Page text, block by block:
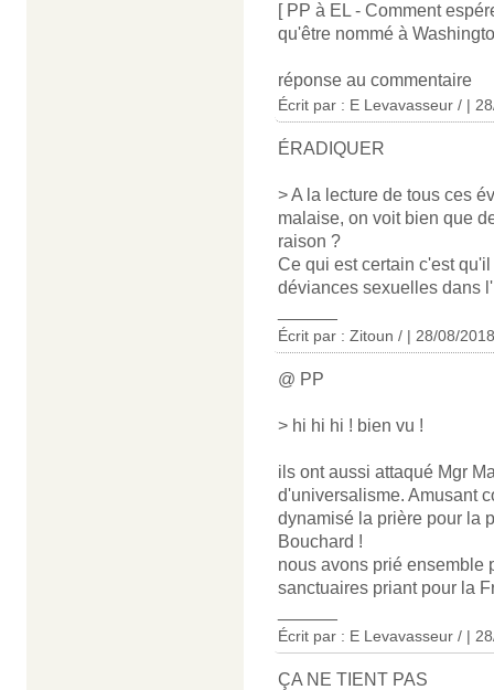
[ PP à EL - Comment
qu'être nommé à
réponse au commentaire
Écrit par : E Levavasseur / |
ÉRADIQUER
> A la lecture de tous ces
malaise, on voit bien que
raison ?
Ce qui est certain c'est
déviances sexuelles dans
Écrit par : Zitoun / | 28/08/2018
@ PP
> hi hi hi ! bien vu !
ils ont aussi attaqué Mgr
d'universalisme. Amusant
dynamisé la prière pour la
Bouchard !
nous avons prié ensemble
sanctuaires priant pour la
Écrit par : E Levavasseur / |
ÇA NE TIENT PAS